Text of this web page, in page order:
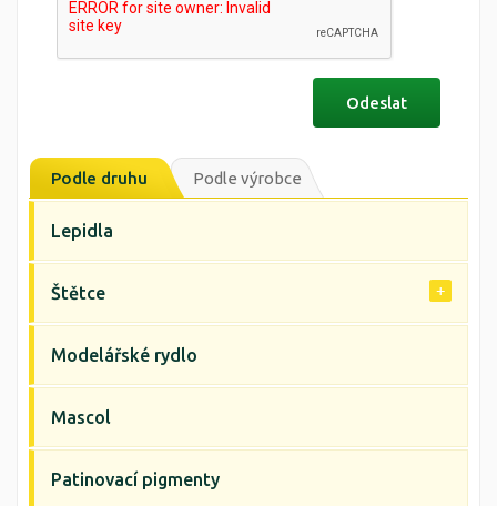
Podle druhu Podle výrobce
Lepidla
Štětce
Modelářské rydlo
Mascol
Patinovací pigmenty